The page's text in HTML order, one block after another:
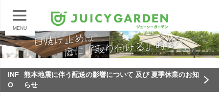
MENU
INF
O
熊本地震に伴う配送の影響について 及び 夏季休業のお知
らせ